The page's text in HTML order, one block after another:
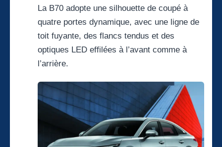
La B70 adopte une silhouette de coupé à
quatre portes dynamique, avec une ligne de
toit fuyante, des flancs tendus et des
optiques LED effilées à l’avant comme à
l’arrière.